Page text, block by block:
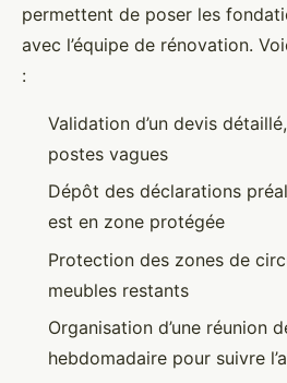
permettent de poser les
avec l’équipe de rénovation.
:
Validation d’un devis
postes vagues
Dépôt des déclarations
est en zone protégée
Protection des zones de
meubles restants
Organisation d’une réunion
hebdomadaire pour suivre